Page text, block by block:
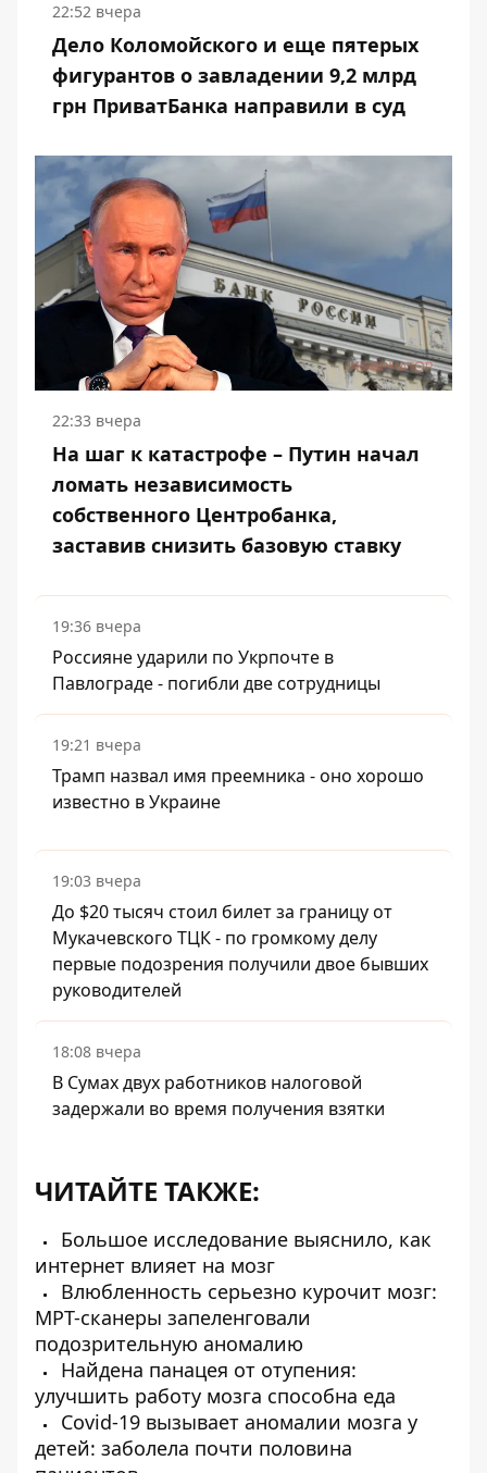
22:52 вчера
Дело Коломойского и еще пятерых
фигурантов о завладении 9,2 млрд
грн ПриватБанка направили в суд
22:33 вчера
На шаг к катастрофе – Путин начал
ломать независимость
собственного Центробанка,
заставив снизить базовую ставку
19:36 вчера
Россияне ударили по Укрпочте в
Павлограде - погибли две сотрудницы
19:21 вчера
Трамп назвал имя преемника - оно хорошо
известно в Украине
19:03 вчера
До $20 тысяч стоил билет за границу от
Мукачевского ТЦК - по громкому делу
первые подозрения получили двое бывших
руководителей
18:08 вчера
В Сумах двух работников налоговой
задержали во время получения взятки
ЧИТАЙТЕ ТАКЖЕ:
Большое исследование выяснило, как
интернет влияет на мозг
Влюбленность серьезно курочит мозг:
МРТ-сканеры запеленговали
подозрительную аномалию
Найдена панацея от отупения:
улучшить работу мозга способна еда
Covid-19 вызывает аномалии мозга у
детей: заболела почти половина